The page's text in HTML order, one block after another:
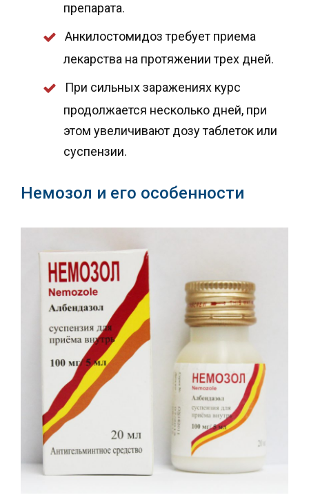
препарата.
Анкилостомидоз требует приема
лекарства на протяжении трех дней.
При сильных заражениях курс
продолжается несколько дней, при
этом увеличивают дозу таблеток или
суспензии.
Немозол и его особенности